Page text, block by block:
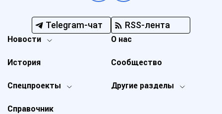
Telegram-чат RSS-лента
Новости
Спецпроекты Другие разделы
История
О нас
Справочник
Сообщество